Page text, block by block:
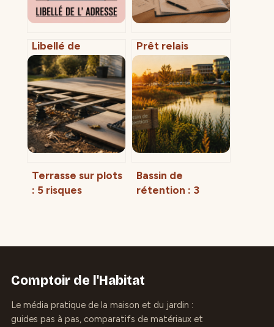
Libellé de
l’adresse : usages,
normes et
impacts pour vos
démarches
Prêt relais
immobilier :
comment choisir
la banque qui
sécurise votre
achat sans brader
votre bien ?
Terrasse sur plots
: 5 risques
votre projet
Bassin de
rétention : 3
inondations
Comptoir de l'Habitat
Le média pratique de la maison et du jardin :
guides pas à pas, comparatifs de matériaux et